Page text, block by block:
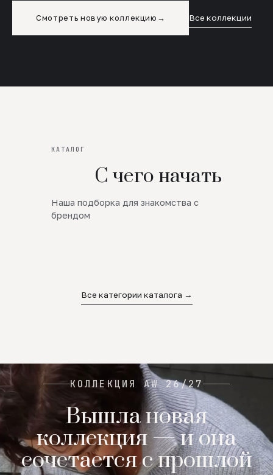
Смотреть новую коллекцию → Все коллекции
КАТАЛОГ
С чего начать
Наша подборка для знакомства с
брендом
Новинки
SALE
Все категории каталога →
КОЛЛЕКЦИЯ AW 26/27
Вышла новая
коллекция — и она
сочетается с прошлой